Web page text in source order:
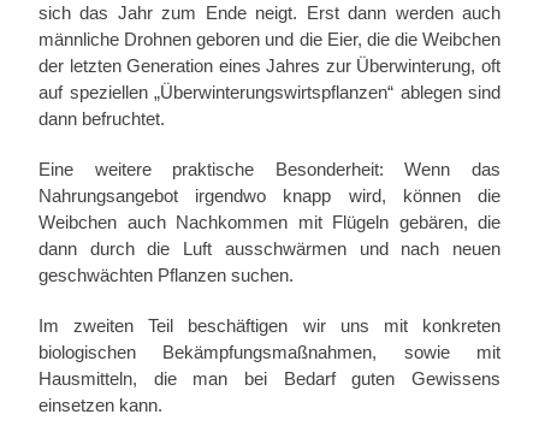
sich das Jahr zum Ende neigt. Erst dann werden auch
männliche Drohnen geboren und die Eier, die die Weibchen
der letzten Generation eines Jahres zur Überwinterung, oft
auf speziellen „Überwinterungswirtspflanzen“ ablegen sind
dann befruchtet.
Eine weitere praktische Besonderheit: Wenn das
Nahrungsangebot irgendwo knapp wird, können die
Weibchen auch Nachkommen mit Flügeln gebären, die
dann durch die Luft ausschwärmen und nach neuen
geschwächten Pflanzen suchen.
Im zweiten Teil beschäftigen wir uns mit konkreten
biologischen Bekämpfungsmaßnahmen, sowie mit
Hausmitteln, die man bei Bedarf guten Gewissens
einsetzen kann.